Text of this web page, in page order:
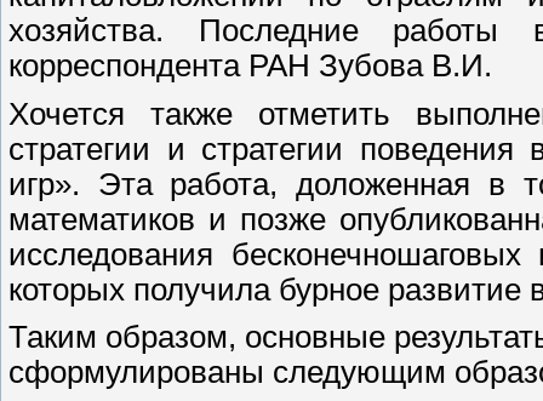
хозяйства. Последние работы
корреспондента РАН Зубова В.И.
Хочется также отметить
стратегии и стратегии
игр». Эта работа, доложенная в
математиков и позже
исследования
которых получила бурное
Таким образом, основные
сформулированы следующим